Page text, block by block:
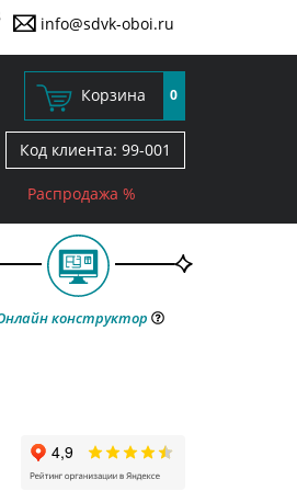
info@sdvk-oboi.ru
Корзина 0
Код клиента: 99-001
Распродажа %
конструктор